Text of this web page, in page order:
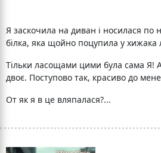
Я заскочила на диван і носилася по
білка, яка щойно поцупила у хижака
Тільки ласощами цими була сама Я! А
двоє. Поступово так, красиво до
От як я в це вляпалася?...